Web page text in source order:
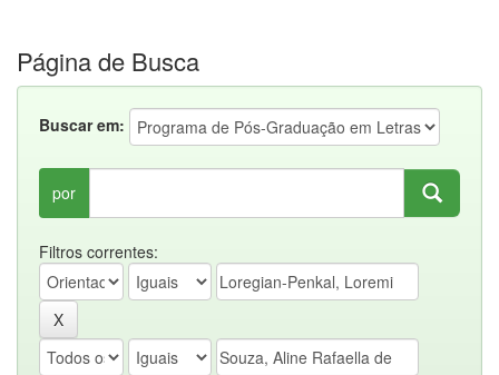
Página de Busca
Buscar em:
por
Filtros correntes: